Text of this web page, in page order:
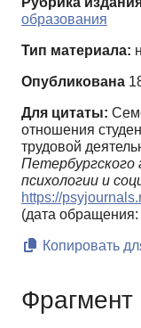
образования
Тип материала:
Опубликована
Для цитаты:
отношения
трудовой
Петербургского
психологии и
https://
(дата
Копировать
Фрагмент